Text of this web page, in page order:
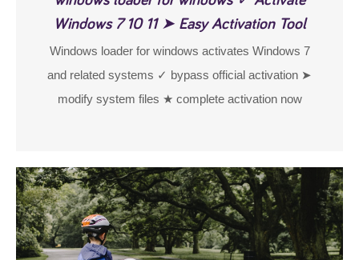
Windows 7 10 11 ➤ Easy Activation Tool
Windows loader for windows activates Windows 7
and related systems ✓ bypass official activation ➤
modify system files ★ complete activation now